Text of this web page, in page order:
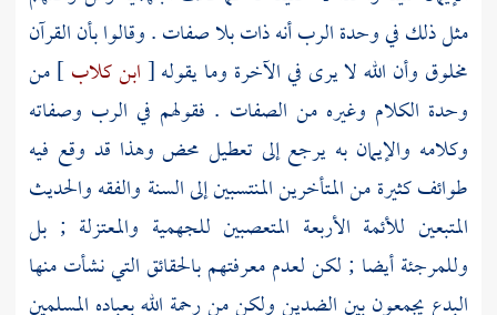
مثل ذلك في وحدة الرب أنه ذات بلا صفات . وقالوا بأن القرآن
مخلوق وأن الله لا يرى في الآخرة وما يقوله [ابن كلاب] من
وحدة الكلام وغيره من الصفات . فقولهم في الرب وصفاته
وكلامه والإيمان به يرجع إلى تعطيل محض وهذا قد وقع فيه
طوائف كثيرة من المتأخرين المنتسبين إلى السنة والفقه والحديث
المتبعين للأئمة الأربعة المتعصبين للجهمية والمعتزلة ; بل
وللمرجئةأيضا ; لكن لعدم معرفتهم بالحقائق التي نشأت منها
البدع يجمعون بين الضدين ولكن من رحمة الله بعباده المسلمين